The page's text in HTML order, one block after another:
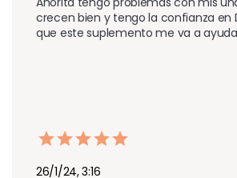
crecen bien y tengo la confianza en
que este suplemento me va a
26/1/24, 3:16